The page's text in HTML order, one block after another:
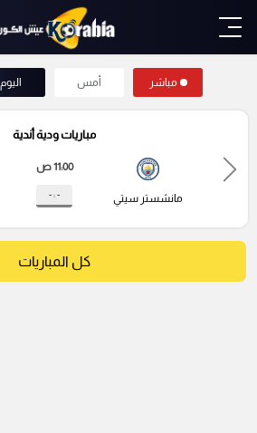
مباشر أمس اليوم
مباريات ودية أندية
مانشستر سيتي
11:00 ص
- : -
كل المباريات